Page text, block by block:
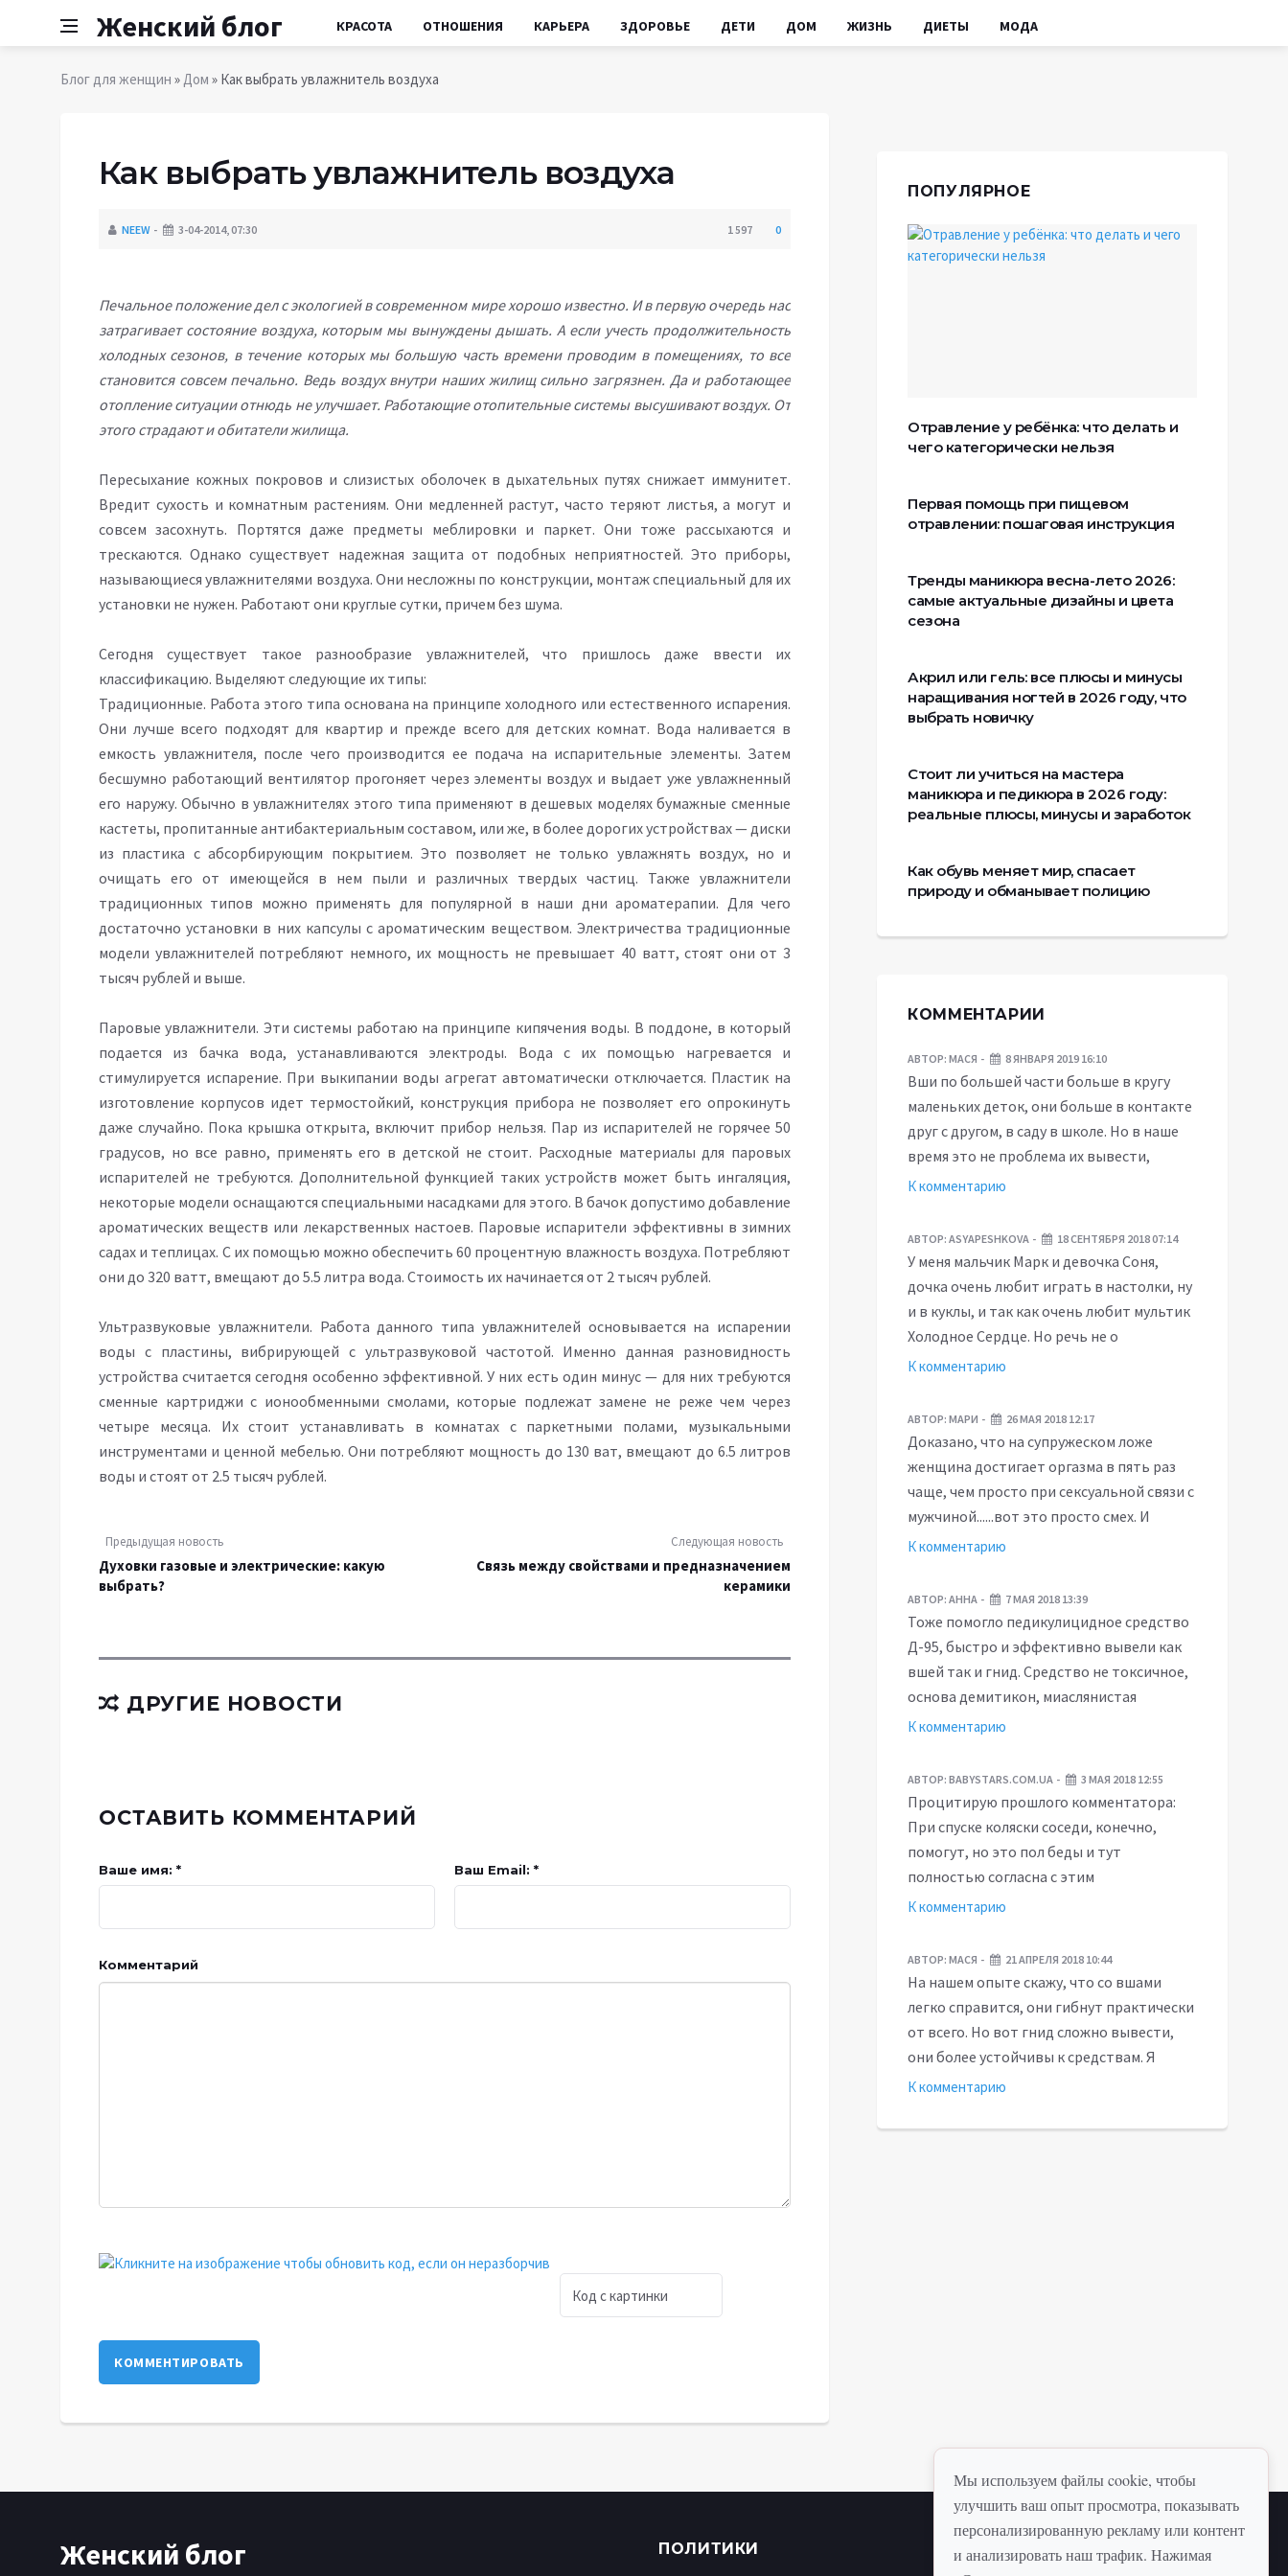
Женский блог КРАСОТА ОТНОШЕНИЯ КАРЬЕРА ЗДОРОВЬЕ ДЕТИ ДОМ ЖИЗНЬ ДИЕТЫ МОДА
Блог для женщин »Дом » Как выбрать увлажнитель воздуха
Как выбрать увлажнитель воздуха
NEEW 3-04-2014, 07:30 1 597 0
Печальное положение дел с экологией в современном мире хорошо известно. И в первую очередь нас
затрагивает состояние воздуха, которым мы вынуждены дышать. А если учесть продолжительность
холодных сезонов, в течение которых мы большую часть времени проводим в помещениях, то все
становится совсем печально. Ведь воздух внутри наших жилищ сильно загрязнен. Да и работающее
отопление ситуации отнюдь не улучшает. Работающие отопительные системы высушивают воздух. От
этого страдают и обитатели жилища.
Пересыхание кожных покровов и слизистых оболочек в дыхательных путях снижает иммунитет.
Вредит сухость и комнатным растениям. Они медленней растут, часто теряют листья, а могут и
совсем засохнуть. Портятся даже предметы меблировки и паркет. Они тоже рассыхаются и
трескаются. Однако существует надежная защита от подобных неприятностей. Это приборы,
называющиеся увлажнителями воздуха. Они несложны по конструкции, монтаж специальный для их
установки не нужен. Работают они круглые сутки, причем без шума.
Сегодня существует такое разнообразие увлажнителей, что пришлось даже ввести их
классификацию. Выделяют следующие их типы:
Традиционные. Работа этого типа основана на принципе холодного или естественного испарения.
Они лучше всего подходят для квартир и прежде всего для детских комнат. Вода наливается в
емкость увлажнителя, после чего производится ее подача на испарительные элементы. Затем
бесшумно работающий вентилятор прогоняет через элементы воздух и выдает уже увлажненный
его наружу. Обычно в увлажнителях этого типа применяют в дешевых моделях бумажные сменные
кастеты, пропитанные антибактериальным составом, или же, в более дорогих устройствах — диски
из пластика с абсорбирующим покрытием. Это позволяет не только увлажнять воздух, но и
очищать его от имеющейся в нем пыли и различных твердых частиц. Также увлажнители
традиционных типов можно применять для популярной в наши дни ароматерапии. Для чего
достаточно установки в них капсулы с ароматическим веществом. Электричества традиционные
модели увлажнителей потребляют немного, их мощность не превышает 40 ватт, стоят они от 3
тысяч рублей и выше.
Паровые увлажнители. Эти системы работаю на принципе кипячения воды. В поддоне, в который
подается из бачка вода, устанавливаются электроды. Вода с их помощью нагревается и
стимулируется испарение. При выкипании воды агрегат автоматически отключается. Пластик на
изготовление корпусов идет термостойкий, конструкция прибора не позволяет его опрокинуть
даже случайно. Пока крышка открыта, включит прибор нельзя. Пар из испарителей не горячее 50
градусов, но все равно, применять его в детской не стоит. Расходные материалы для паровых
испарителей не требуются. Дополнительной функцией таких устройств может быть ингаляция,
некоторые модели оснащаются специальными насадками для этого. В бачок допустимо добавление
ароматических веществ или лекарственных настоев. Паровые испарители эффективны в зимних
садах и теплицах. С их помощью можно обеспечить 60 процентную влажность воздуха. Потребляют
они до 320 ватт, вмещают до 5.5 литра вода. Стоимость их начинается от 2 тысяч рублей.
Ультразвуковые увлажнители. Работа данного типа увлажнителей основывается на испарении
воды с пластины, вибрирующей с ультразвуковой частотой. Именно данная разновидность
устройства считается сегодня особенно эффективной. У них есть один минус — для них требуются
сменные картриджи с ионообменными смолами, которые подлежат замене не реже чем через
четыре месяца. Их стоит устанавливать в комнатах с паркетными полами, музыкальными
инструментами и ценной мебелью. Они потребляют мощность до 130 ват, вмещают до 6.5 литров
воды и стоят от 2.5 тысяч рублей.
Предыдущая новость
Духовки газовые и электрические: какую
выбрать?
Следующая новость
Связь между свойствами и предназначением
керамики
ДРУГИЕ НОВОСТИ
ОСТАВИТЬ КОММЕНТАРИЙ
Ваше имя: * Ваш Email: *
Комментарий
КОММЕНТИРОВАТЬ
ПОПУЛЯРНОЕ
Отравление у ребёнка: что делать и
чего категорически нельзя
Первая помощь при пищевом
отравлении: пошаговая инструкция
Тренды маникюра весна-лето 2026:
самые актуальные дизайны и цвета
сезона
Акрил или гель: все плюсы и минусы
наращивания ногтей в 2026 году, что
выбрать новичку
Стоит ли учиться на мастера
маникюра и педикюра в 2026 году:
реальные плюсы, минусы и заработок
Как обувь меняет мир, спасает
природу и обманывает полицию
КОММЕНТАРИИ
АВТОР: МАСЯ 8 ЯНВАРЯ 2019 16:10
Вши по большей части больше в кругу
маленьких деток, они больше в контакте
друг с другом, в саду в школе. Но в наше
время это не проблема их вывести,
К комментарию
АВТОР: ASYAPESHKOVA 18 СЕНТЯБРЯ 2018 07:14
У меня мальчик Марк и девочка Соня,
дочка очень любит играть в настолки, ну
и в куклы, и так как очень любит мультик
Холодное Сердце. Но речь не о
К комментарию
АВТОР: МАРИ 26 МАЯ 2018 12:17
Доказано, что на супружеском ложе
женщина достигает оргазма в пять раз
чаще, чем просто при сексуальной связи с
мужчиной......вот это просто смех. И
К комментарию
АВТОР: АННА 7 МАЯ 2018 13:39
Тоже помогло педикулицидное средство
Д-95, быстро и эффективно вывели как
вшей так и гнид. Средство не токсичное,
основа демитикон, миаслянистая
К комментарию
АВТОР: BABYSTARS.COM.UA 3 МАЯ 2018 12:55
Процитирую прошлого комментатора:
При спуске коляски соседи, конечно,
помогут, но это пол беды и тут
полностью согласна с этим
К комментарию
АВТОР: МАСЯ 21 АПРЕЛЯ 2018 10:44
На нашем опыте скажу, что со вшами
легко справится, они гибнут практически
от всего. Но вот гнид сложно вывести,
они более устойчивы к средствам. Я
К комментарию
Женский блог ПОЛИТИКИ НАВИГАЦИЯ
Мы используем файлы cookie, чтобы
улучшить ваш опыт просмотра, показывать
персонализированную рекламу или контент
и анализировать наш трафик. Нажимая